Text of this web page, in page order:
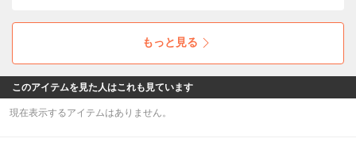
も、オールブラックでまとめることで都会的な
モード感を演出しています。
もっと見る
このアイテムを見た人はこれも見ています
現在表示するアイテムはありません。